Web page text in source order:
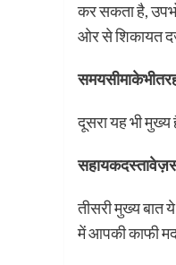
कर सकता है,
ओर से शिकायत
समयसीमाकेभीतर
दूसरा यह भी मुख्य
सहायकदस्तावेज़
तीसरी मुख्य बात
में आपकी काफी